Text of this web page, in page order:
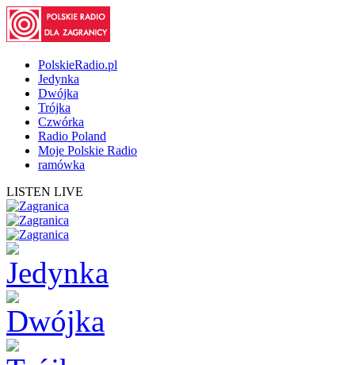
PolskieRadio.pl
Jedynka
Dwójka
Trójka
Czwórka
Radio Poland
Moje Polskie Radio
ramówka
LISTEN LIVE